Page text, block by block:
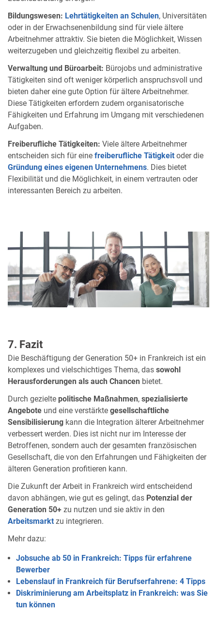
Bildungswesen: Lehrtätigkeiten an Schulen, Universitäten
oder in der Erwachsenenbildung sind für viele ältere
Arbeitnehmer attraktiv. Sie bieten die Möglichkeit, Wissen
weiterzugeben und gleichzeitig flexibel zu arbeiten.
Verwaltung und Büroarbeit: Bürojobs und administrative
Tätigkeiten sind oft weniger körperlich anspruchsvoll und
bieten daher eine gute Option für ältere Arbeitnehmer.
Diese Tätigkeiten erfordern zudem organisatorische
Fähigkeiten und Erfahrung im Umgang mit verschiedenen
Aufgaben.
Freiberufliche Tätigkeiten: Viele ältere Arbeitnehmer
entscheiden sich für eine freiberufliche Tätigkeit oder die
Gründung eines eigenen Unternehmens. Dies bietet
Flexibilität und die Möglichkeit, in einem vertrauten oder
interessanten Bereich zu arbeiten.
7. Fazit
Die Beschäftigung der Generation 50+ in Frankreich ist ein
komplexes und vielschichtiges Thema, das sowohl
Herausforderungen als auch Chancen bietet.
Durch gezielte politische Maßnahmen, spezialisierte
Angebote und eine verstärkte gesellschaftliche
Sensibilisierung kann die Integration älterer Arbeitnehmer
verbessert werden. Dies ist nicht nur im Interesse der
Betroffenen, sondern auch der gesamten französischen
Gesellschaft, die von den Erfahrungen und Fähigkeiten der
älteren Generation profitieren kann.
Die Zukunft der Arbeit in Frankreich wird entscheidend
davon abhängen, wie gut es gelingt, das Potenzial der
Generation 50+ zu nutzen und sie aktiv in den
Arbeitsmarkt zu integrieren.
Mehr dazu:
Jobsuche ab 50 in Frankreich: Tipps für erfahrene
Bewerber
Lebenslauf in Frankreich für Berufserfahrene: 4 Tipps
Diskriminierung am Arbeitsplatz in Frankreich: was Sie
tun können